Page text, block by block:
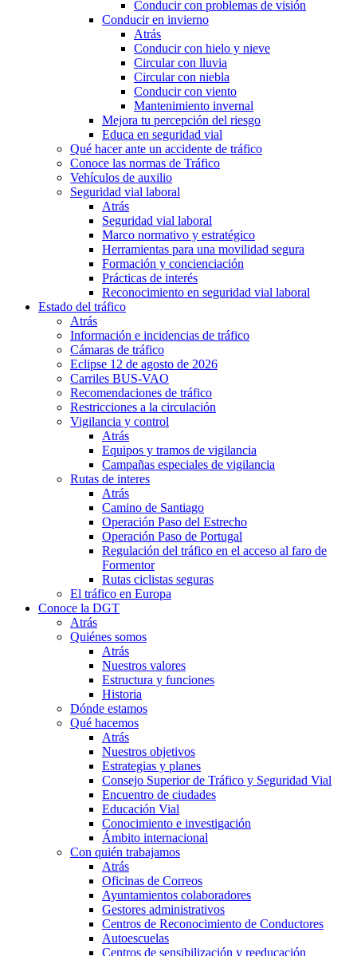
Conducir con problemas de visión
Conducir en invierno
Atrás
Conducir con hielo y nieve
Circular con lluvia
Circular con niebla
Conducir con viento
Mantenimiento invernal
Mejora tu percepción del riesgo
Educa en seguridad vial
Qué hacer ante un accidente de tráfico
Conoce las normas de Tráfico
Vehículos de auxilio
Seguridad vial laboral
Atrás
Seguridad vial laboral
Marco normativo y estratégico
Herramientas para una movilidad segura
Formación y concienciación
Prácticas de interés
Reconocimiento en seguridad vial laboral
Estado del tráfico
Atrás
Información e incidencias de tráfico
Cámaras de tráfico
Eclipse 12 de agosto de 2026
Carriles BUS-VAO
Recomendaciones de tráfico
Restricciones a la circulación
Vigilancia y control
Atrás
Equipos y tramos de vigilancia
Campañas especiales de vigilancia
Rutas de interes
Atrás
Camino de Santiago
Operación Paso del Estrecho
Operación Paso de Portugal
Regulación del tráfico en el acceso al faro de
Formentor
Rutas ciclistas seguras
El tráfico en Europa
Conoce la DGT
Atrás
Quiénes somos
Atrás
Nuestros valores
Estructura y funciones
Historia
Dónde estamos
Qué hacemos
Atrás
Nuestros objetivos
Estrategias y planes
Consejo Superior de Tráfico y Seguridad Vial
Encuentro de ciudades
Educación Vial
Conocimiento e investigación
Ámbito internacional
Con quién trabajamos
Atrás
Oficinas de Correos
Ayuntamientos colaboradores
Gestores administrativos
Centros de Reconocimiento de Conductores
Autoescuelas
Centros de sensibilización y reeducación